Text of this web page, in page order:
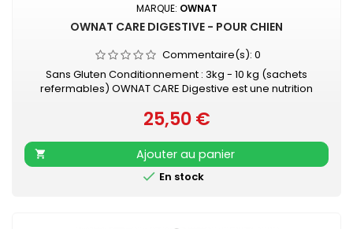
MARQUE: OWNAT
OWNAT CARE DIGESTIVE - POUR CHIEN
Commentaire(s): 0
Sans Gluten Conditionnement : 3kg - 10 kg (sachets
refermables) OWNAT CARE Digestive est une nutrition
Il est élaboré soigneusement avec des ingrédients
naturels, probiotiques et prébiotiques, afin de favoriser la
santé intestinale, en contribuant à l'équilibre de la flore
intestinale et à une...
Prix
25,50 €

Ajouter au panier
 En stock